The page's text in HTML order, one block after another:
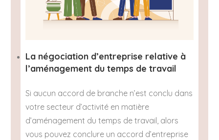
La négociation d’entreprise relative à
l’aménagement du temps de travail
Si aucun accord de branche n’est conclu dans
votre secteur d’activité en matière
d’aménagement du temps de travail, alors
vous pouvez conclure un accord d’entreprise